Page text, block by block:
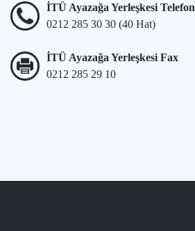
İTÜ Ayazağa Yerleşkesi Telefon
0212 285 30 30 (40 Hat)
İTÜ Ayazağa Yerleşkesi Fax
0212 285 29 10